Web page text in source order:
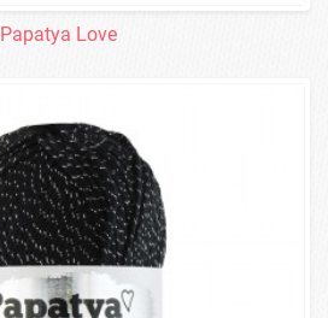
Papatya Love